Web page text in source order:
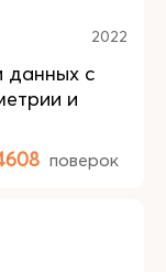
2022
данных с
и
поверок